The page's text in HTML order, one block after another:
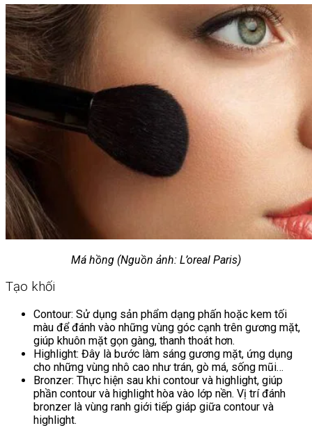
Má hồng (Nguồn ảnh: L’oreal Paris)
Tạo khối
Contour: Sử dụng sản phẩm dạng phấn hoặc kem tối
màu để đánh vào những vùng góc cạnh trên gương mặt,
giúp khuôn mặt gọn gàng, thanh thoát hơn.
Highlight: Đây là bước làm sáng gương mặt, ứng dụng
cho những vùng nhô cao như trán, gò má, sống mũi…
Bronzer: Thực hiện sau khi contour và highlight, giúp
phần contour và highlight hòa vào lớp nền. Vị trí đánh
bronzer là vùng ranh giới tiếp giáp giữa contour và
highlight.